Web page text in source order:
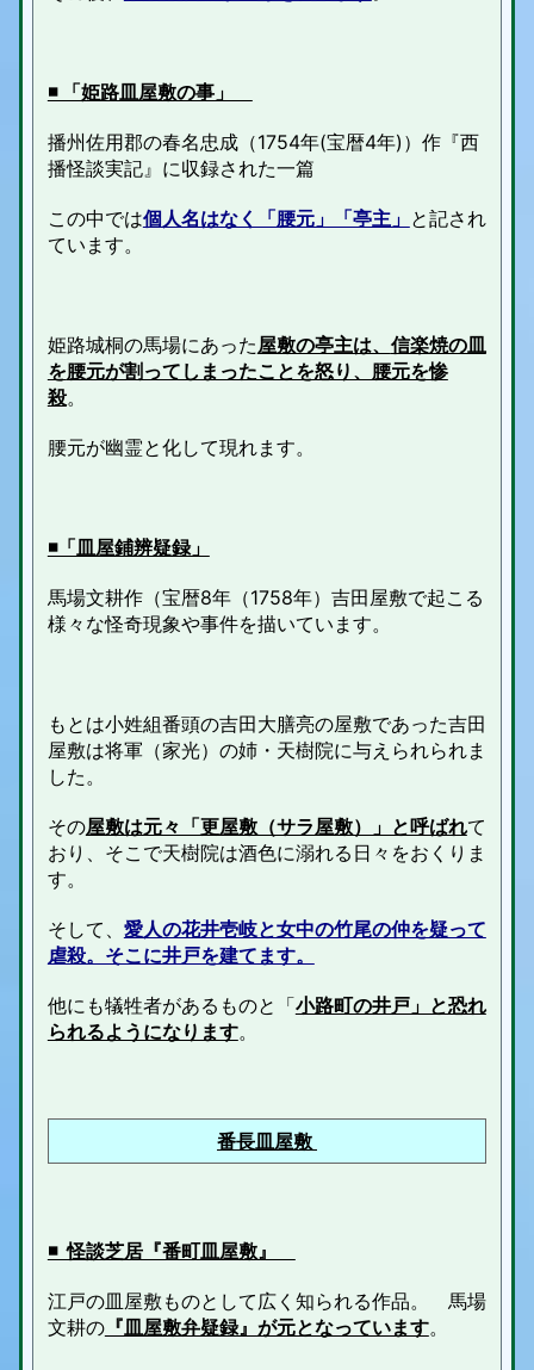
◾️ 「姫路皿屋敷の事」
播州佐用郡の春名忠成（1754年(宝暦4年) ） 作『西
播怪談実記』に収録された一篇
この中では個人名はなく「腰元」「亭主」 と記され
ています。
姫路城桐の馬場にあった屋敷の亭主は、 信楽焼の皿
を腰元が割ってしまったことを怒り、腰元を惨
殺。
腰元が幽霊と化して現れます。
◾「皿屋鋪辨疑録」
馬場文耕作（宝暦8年（1758年） 吉田屋敷で起こる
様々な怪奇現象や事件を描いています。
もとは小姓組番頭の吉田大膳亮の屋敷であった吉田
屋敷は将軍（家光）の姉・天樹院に与えられられま
した。
その屋敷は元々「更屋敷（サラ屋敷）」と呼ばれて
おり、そこで天樹院は酒色に溺れる日々をおくりま
す。
そして、 愛人の花井壱岐と女中の竹尾の仲を疑って
虐殺。そこに井戸を建てます。
他にも犠牲者があるものと「小路町の井戸」と恐れ
られるようになります。
番長皿屋敷
◾️ 怪談芝居『番町皿屋敷』
江戸の皿屋敷ものとして広く知られる作品。 馬場
文耕の『皿屋敷弁疑録』が元となっています。